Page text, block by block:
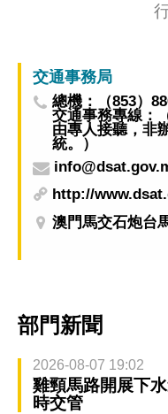
交通事務局
總機：（853）
交通事務專線：
由專人接聽，非
統。）
http://
澳門馬交石炮台
部門新聞
2026-08-07 19:02
雞頸馬路開展下
時交管